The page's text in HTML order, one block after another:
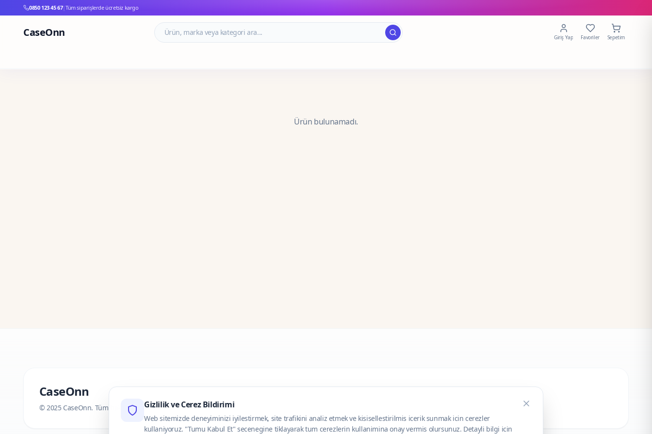
0850 123 45 67|Tüm siparişlerde ücretsiz kargo
CaseOnn Giriş Yap Favoriler Sepetim
Ürün bulunamadı.
CaseOnn
© 2025 CaseOnn. Tüm hakları saklıdır.Gizlilik ve Cerez Bildirimi
Web sitemizde deneyiminizi iyilestirmek, site trafikini analiz etmek ve kisisellestirilmis icerik sunmak icin cerezler
kullaniyoruz. "Tumu Kabul Et" secenegine tiklayarak tum cerezlerin kullanimina onay vermis olursunuz. Detayli bilgi icin